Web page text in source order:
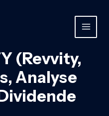
MAIN
(Revvity,
Analyse